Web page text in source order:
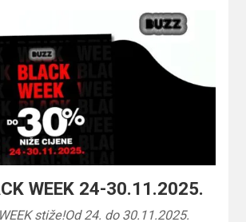
WEEK 24-30.11.2025.
stiže!Od 24. do 30.11.2025.